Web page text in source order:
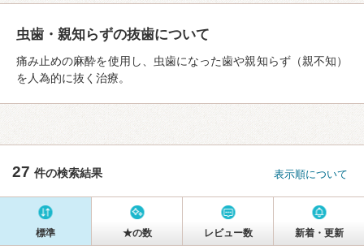
虫歯・親知らずの抜歯について
痛み止めの麻酔を使用し、虫歯になった歯や親知らず（親不知）
を人為的に抜く治療。
27 件の検索結果 表示順について
標準 ★の数 レビュー数 新着・更新